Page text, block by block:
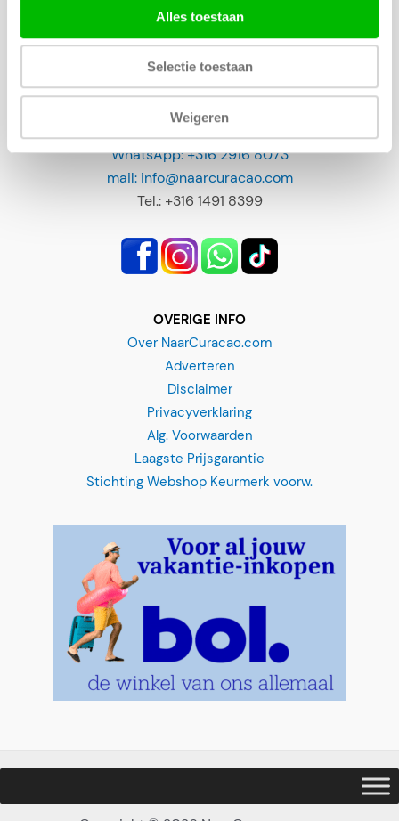
Alles toestaan
Selectie toestaan
Weigeren
CONTACT
Contact, annuleren of klacht
WhatsApp: +316 2916 8073
mail: info@naarcuracao.com
Tel.: +316 1491 8399
OVERIGE INFO
Over NaarCuracao.com
Adverteren
Disclaimer
Privacyverklaring
Alg. Voorwaarden
Laagste Prijsgarantie
Stichting Webshop Keurmerk voorw.